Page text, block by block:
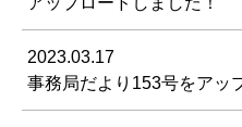
2023.03.17
事務局だより153号をアッ